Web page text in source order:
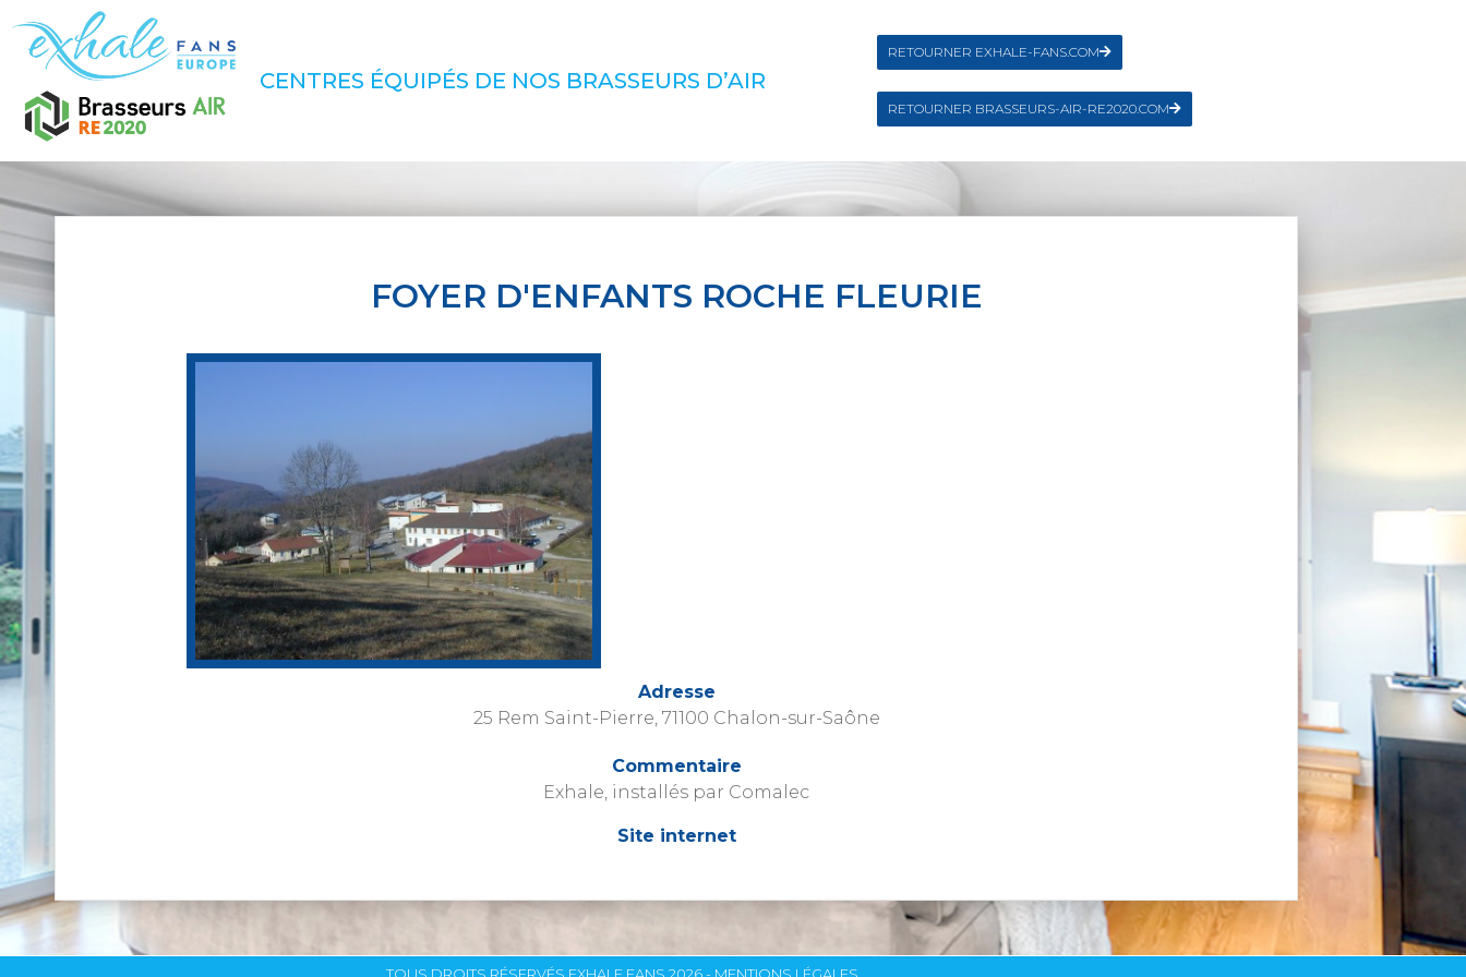
CENTRES ÉQUIPÉS DE NOS BRASSEURS D’AIR
RETOURNER EXHALE-FANS.COM
RETOURNER BRASSEURS-AIR-RE2020.COM
FOYER D'ENFANTS ROCHE FLEURIE
Adresse
25 Rem Saint-Pierre, 71100 Chalon-sur-Saône
Commentaire
Exhale, installés par Comalec
Site internet